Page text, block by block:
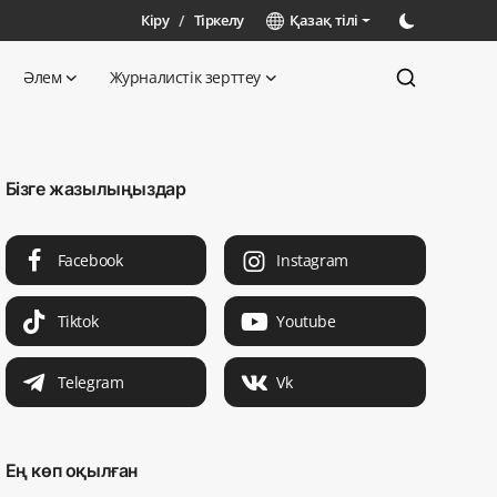
Кіру / Тіркелу Қазақ тілі
Әлем Журналистік зерттеу
Бізге жазылыңыздар
Facebook Instagram
Tiktok Youtube
Telegram Vk
Ең көп оқылған